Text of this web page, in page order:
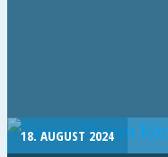
18. AUGUST 2024